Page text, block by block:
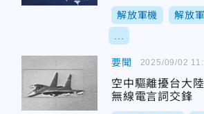
解放軍機 解放
要聞
空中驅離擾台大
無線電言詞交鋒
2025/09/02